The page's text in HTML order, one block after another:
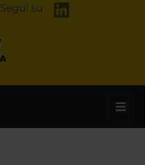
Segui su